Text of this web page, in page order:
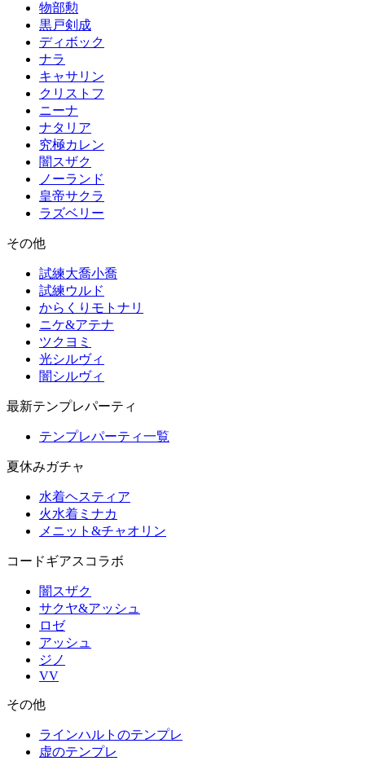
物部勲
黒戸剣成
ディボック
ナラ
キャサリン
クリストフ
ニーナ
ナタリア
究極カレン
闇スザク
ノーランド
皇帝サクラ
ラズベリー
その他
試練大喬小喬
試練ウルド
からくりモトナリ
ニケ&アテナ
ツクヨミ
光シルヴィ
闇シルヴィ
最新テンプレパーティ
テンプレパーティ一覧
夏休みガチャ
水着ヘスティア
火水着ミナカ
メニット&チャオリン
コードギアスコラボ
闇スザク
サクヤ&アッシュ
ロゼ
アッシュ
ジノ
VV
その他
ラインハルトのテンプレ
虚のテンプレ